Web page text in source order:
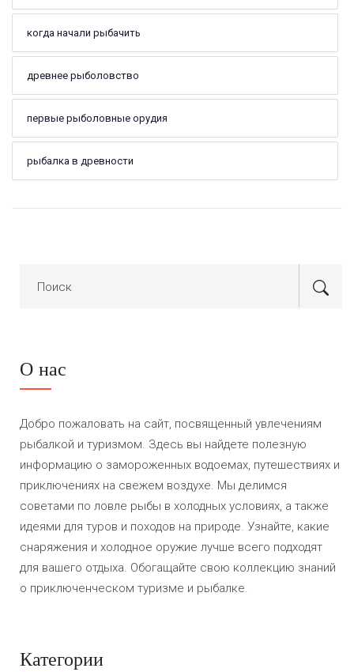
когда начали рыбачить
древнее рыболовство
первые рыболовные орудия
рыбалка в древности
О нас
Добро пожаловать на сайт, посвященный увлечениям
рыбалкой и туризмом. Здесь вы найдете полезную
информацию о замороженных водоемах, путешествиях и
приключениях на свежем воздухе. Мы делимся
советами по ловле рыбы в холодных условиях, а также
идеями для туров и походов на природе. Узнайте, какие
снаряжения и холодное оружие лучше всего подходят
для вашего отдыха. Обогащайте свою коллекцию знаний
о приключенческом туризме и рыбалке.
Категории